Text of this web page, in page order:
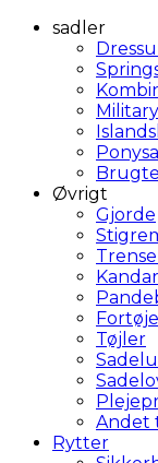
sadler
Military
Øvrigt
Gjorde
Tøjler
Andet
Rytter